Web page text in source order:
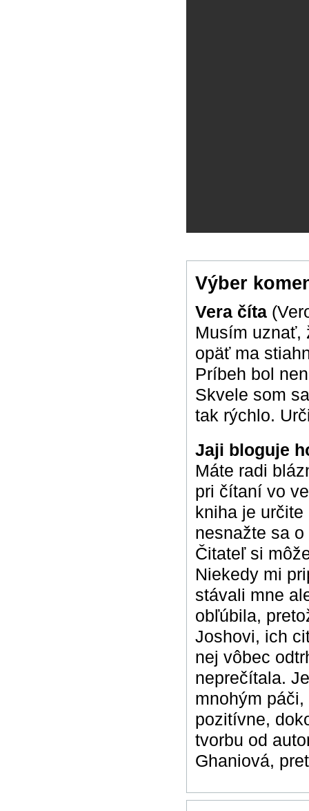
Výber
Vera číta
Musím uznať,
opäť ma
Príbeh bol
Skvele som
tak rýchlo.
Jaji bloguje
Máte radi
pri čítaní vo
kniha je
nesnažte sa
Čitateľ si
Niekedy mi
stávali mne
obľúbila,
Joshovi, ich
nej vôbec
neprečítala.
mnohým
pozitívne,
tvorbu od
Ghaniová,